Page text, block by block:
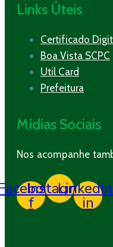
Links Úteis
Certificado
Boa Vista SCPC
Util Card
Prefeitura
Mídias Sociais
Nos acompanhe
f
Instagram
in